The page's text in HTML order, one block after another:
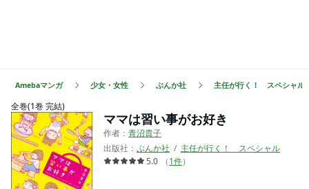
Amebaマンガ 少女・女性 ぶんか社 主任が行く！ スペシャル
全巻(1巻 完結)
ママは習い事がお好き
作者： 青沼貴子
出版社： ぶんか社
主任が行く！ スペシャル
5.0
（1件）